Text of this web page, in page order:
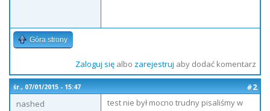
Góra strony
Zaloguj sięalbo zarejestruj aby dodać komentarz
śr., 07/01/2015 - 15:47
#2
nashed
test nie był mocno trudny pisaliśmy w